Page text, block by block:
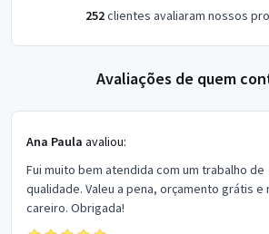
252clientes avaliaram nossos
Avaliações de quem
Ana Paula avaliou:
Fui muito bem atendida com um trabalho de
qualidade. Valeu a pena, orçamento grátis e
careiro. Obrigada!